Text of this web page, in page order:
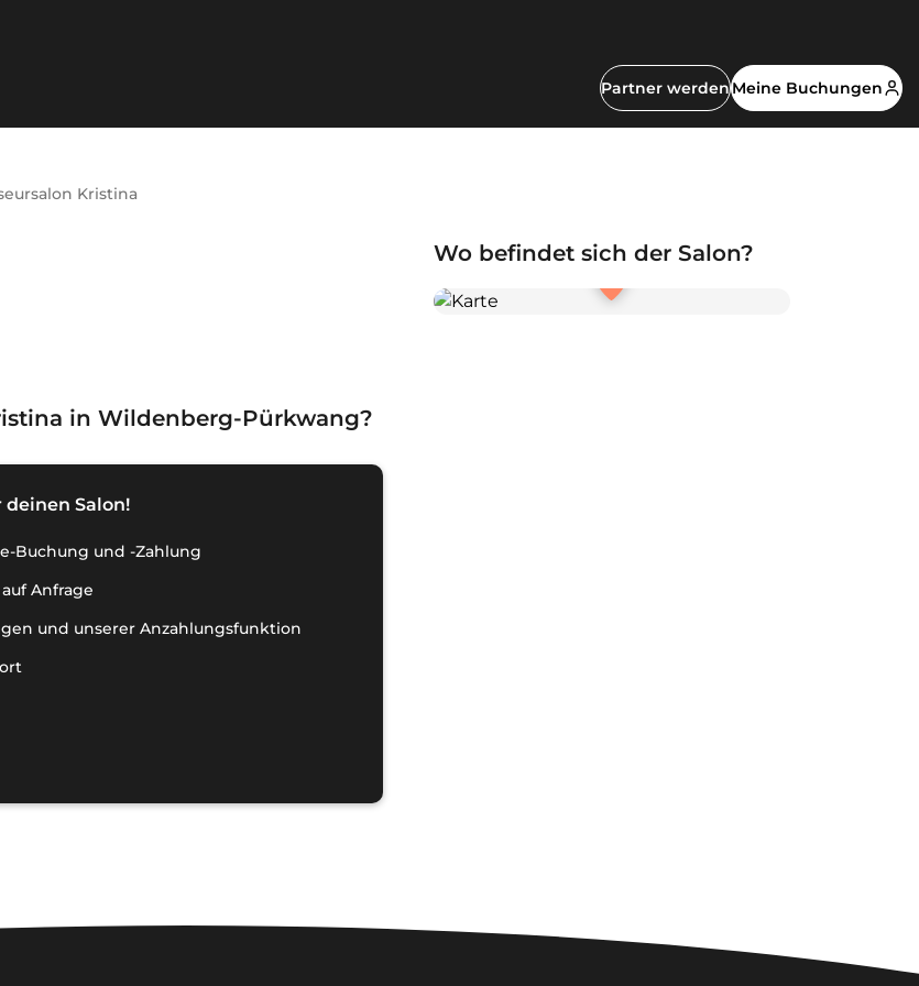
Partner werdenMeine Buchungen
Kristina
in Wildenberg-Pürkwang?
Salon!
Buchung und -Zahlung
Anfrage
und unserer Anzahlungsfunktion
Wo befindet sich der Salon?